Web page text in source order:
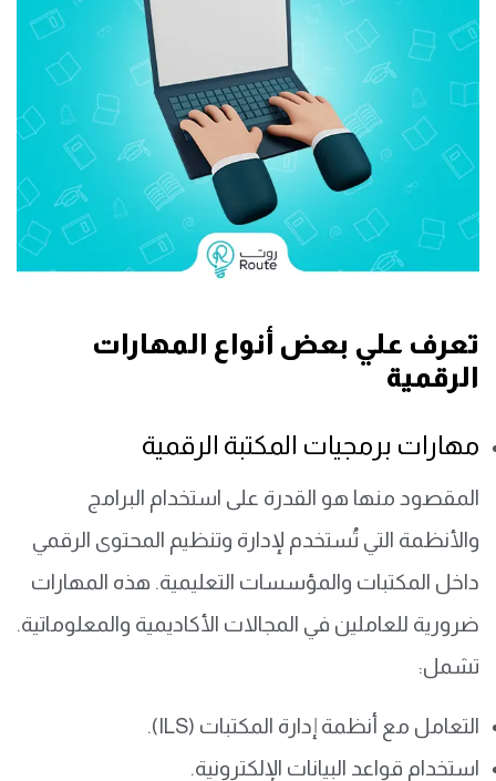
تعرف علي بعض أنواع المهارات
الرقمية
مهارات برمجيات المكتبة الرقمية
المقصود منها هو القدرة على استخدام البرامج
والأنظمة التي تُستخدم لإدارة وتنظيم المحتوى الرقمي
داخل المكتبات والمؤسسات التعليمية. هذه المهارات
ضرورية للعاملين في المجالات الأكاديمية والمعلوماتية.
تشمل:
التعامل مع أنظمة إدارة المكتبات (ILS).
استخدام قواعد البيانات الإلكترونية.